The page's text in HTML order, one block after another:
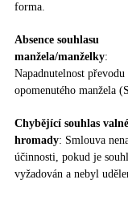
forma.
Absence souhlasu
manžela/manželky:
Napadnutelnost převodu
opomenutého manžela
Chybějící souhlas valné
hromady: Smlouva
účinnosti, pokud je
vyžadován a nebyl